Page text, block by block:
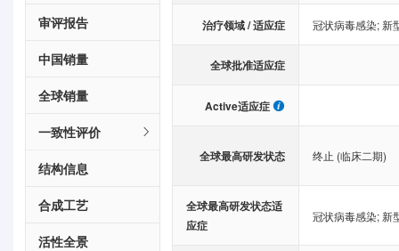
审评报告
中国销量
全球销量
一致性评价
结构信息
合成工艺
活性全景
治疗领域 / 适应症 冠状病毒感染;新
全球批准适应症
Active适应症
全球最高研发状态 终止 (临床二期)
全球最高研发状态适
应症
冠状病毒感染;新